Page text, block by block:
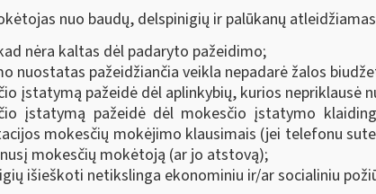
nuo baudų, delspinigių ir palūkanų
nėra kaltas dėl padaryto pažeidimo;
nuostatas pažeidžiančia veikla nepadarė žalos
įstatymą pažeidė dėl aplinkybių, kurios nepriklausė
įstatymą pažeidė dėl mokesčio įstatymo
mokesčių mokėjimo klausimais (jei telefonu
mokesčių mokėtoją (ar jo atstovą);
išieškoti netikslinga ekonominiu ir/ar socialiniu